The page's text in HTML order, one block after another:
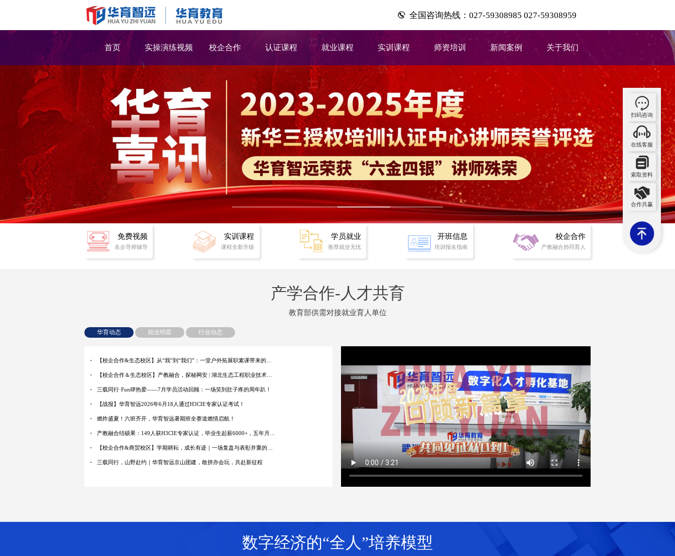
全国咨询热线：027-59308985 027-59308959
首页 实操演练视频 校企合作 认证课程 就业课程 实训课程 师资培训 新闻案例 关于我们
免费视频
名企导师辅导
实训课程
课程全新升级
学员就业
推荐就业无忧
开班信息
培训报名指南
校企合作
产教融合协同育人
产学合作-人才共育
教育部供需对接就业育人单位
华育动态 就业明星 行业动态
【校企合作＆生态校区】产教融合，探秘网安 | 湖北生态工程职业技术学院人工智能学院师生走进国家网安基地
三载同行·Fun肆热爱——7月学员活动回顾：一场笑到肚子疼的周年趴！
【战报】华育智远2026年6月18人通过H3CIE专家认证考试！
燃炸盛夏！六班齐开，华育智远暑期班全赛道燃情启航！
三载同行，山野赴约｜华育智远京山团建，敢拼亦会玩，共赴新征程
数字经济的“全人”培养模型
扫码咨询
在线客服
索取资料
合作共赢